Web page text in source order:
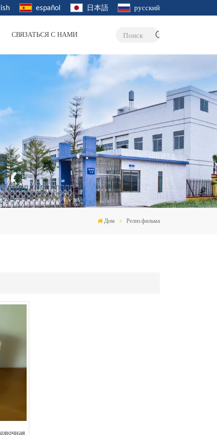
español 日本語 русский
СВЯЗАТЬСЯ С НАМИ Поиск
Дом Релиз фильма